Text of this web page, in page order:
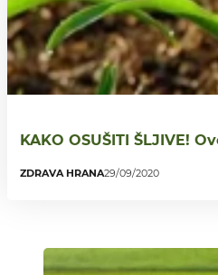
KAKO OSUŠITI ŠLJIVE!
ZDRAVA HRANA29/09/2020